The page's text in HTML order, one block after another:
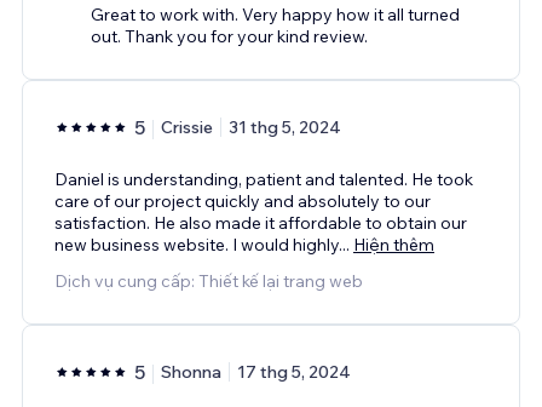
Great to work with. Very happy how it all turned
out. Thank you for your kind review.
5 Crissie 31 thg 5, 2024
Daniel is understanding, patient and talented. He took
care of our project quickly and absolutely to our
satisfaction. He also made it affordable to obtain our
new business website. I would highly... Hiện thêm
Dịch vụ cung cấp: Thiết kế lại trang web
5 Shonna 17 thg 5, 2024